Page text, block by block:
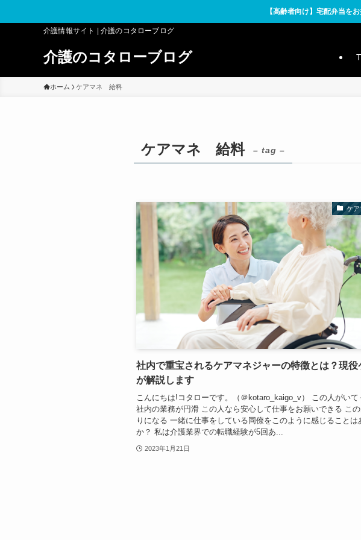
【高齢者向け】宅配弁当を
介護情報サイト | 介護のコタローブログ
介護のコタローブログ
ホーム ケアマネ 給料
ケアマネ 給料 – tag –
ケア
社内で重宝されるケアマネジャーの特徴とは？現役
が解説します
こんにちは!コタローです。（＠kotaro_kaigo_v） この人がいて
社内の業務が円滑 この人なら安心して仕事をお願いできる こ
りになる 一緒に仕事をしている同僚をこのように感じることは
か？ 私は介護業界での転職経験が5回あ...
2023年1月21日